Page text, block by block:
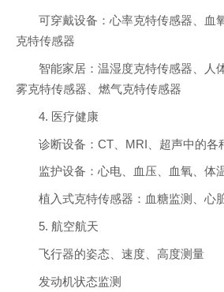
可穿戴设备：心率克特传感器、血
克特传感器
智能家居：温湿度克特传感器、人
雾克特传感器、燃气克特传感器
4. 医疗健康
诊断设备：CT、MRI、超声中的各
监护设备：心电、血压、血氧、体
植入式克特传感器：血糖监测、心
5. 航空航天
飞行器的姿态、速度、高度测量
发动机状态监测